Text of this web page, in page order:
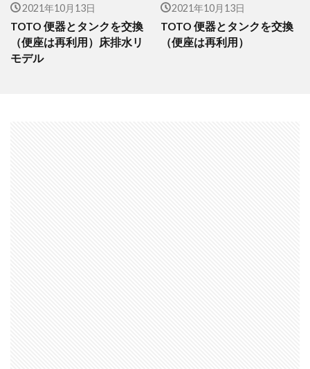
2021年10月13日
TOTO 便器とタンクを交換
（便座は再利用）床排水リ
モデル
2021年10月13日
TOTO 便器とタンクを交換
（便座は再利用）